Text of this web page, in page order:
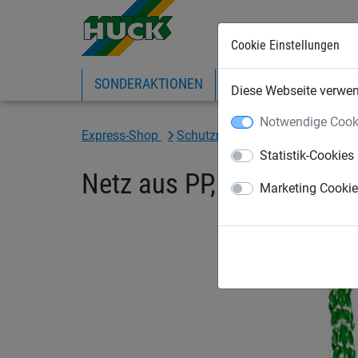
Cookie Einstellungen
Diese Webseite
Notwendige
Statistik-Cookies
Marketing
SONDERAKTIONEN EXPRESS-SHOP
Express-Shop Schutznetze per m²
Netz aus PP, ca. 3 mm